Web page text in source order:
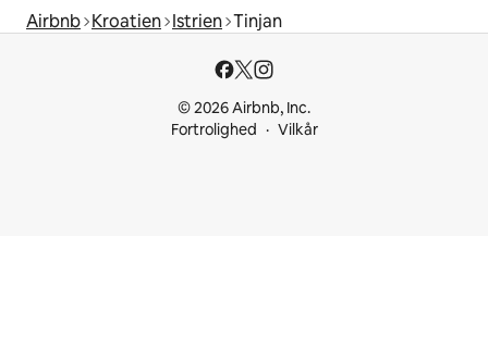
Airbnb Kroatien Istrien Tinjan
© 2026 Airbnb, Inc.
Fortrolighed
Vilkår